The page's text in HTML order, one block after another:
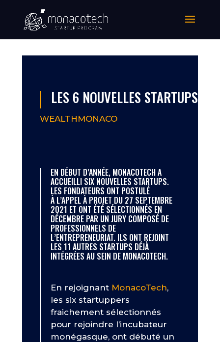
LES 6 NOUVELLES STARTUPS
WEALTHMONACO
EN DÉBUT D’ANNÉE, MONACOTECH A
ACCUEILLI SIX NOUVELLES STARTUPS.
LES FONDATEURS ONT POSTULÉ
À L’APPEL À PROJET DU 27 SEPTEMBRE
2021 ET ONT ÉTÉ SÉLECTIONNÉS EN
DÉCEMBRE PAR UN JURY COMPOSÉ DE
PROFESSIONNELS DE
L’ENTREPRENEURIAT. ILS ONT REJOINT
LES 11 AUTRES STARTUPS DÉJÀ
INTÉGRÉES AU SEIN DE MONACOTECH.
En rejoignant MonacoTech,
les six startuppers
fraichement sélectionnés
pour rejoindre l’incubateur
monégasque, ont débuté un